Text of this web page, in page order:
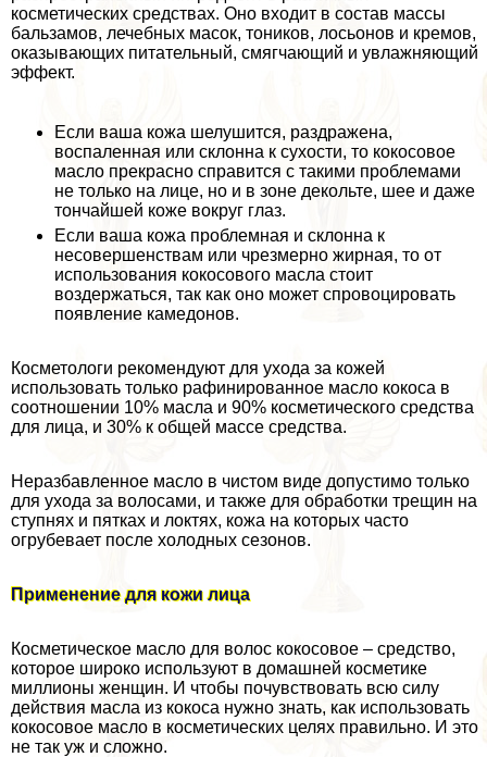
косметических средствах. Оно входит в состав массы
бальзамов, лечебных масок, тоников, лосьонов и кремов,
оказывающих питательный, смягчающий и увлажняющий
эффект.
Если ваша кожа шелушится, раздражена,
воспаленная или склонна к сухости, то кокосовое
масло прекрасно справится с такими проблемами
не только на лице, но и в зоне декольте, шее и даже
тончайшей коже вокруг глаз.
Если ваша кожа проблемная и склонна к
несовершенствам или чрезмерно жирная, то от
использования кокосового масла стоит
воздержаться, так как оно может спровоцировать
появление камедонов.
Косметологи рекомендуют для ухода за кожей
использовать только рафинированное масло кокоса в
соотношении 10% масла и 90% косметического средства
для лица, и 30% к общей массе средства.
Неразбавленное масло в чистом виде допустимо только
для ухода за волосами, и также для обработки трещин на
ступнях и пятках и локтях, кожа на которых часто
огрубевает после холодных сезонов.
Применение для кожи лица
Косметическое масло для волос кокосовое – средство,
которое широко используют в домашней косметике
миллионы женщин. И чтобы почувствовать всю силу
действия масла из кокоса нужно знать, как использовать
кокосовое масло в косметических целях правильно. И это
не так уж и сложно.